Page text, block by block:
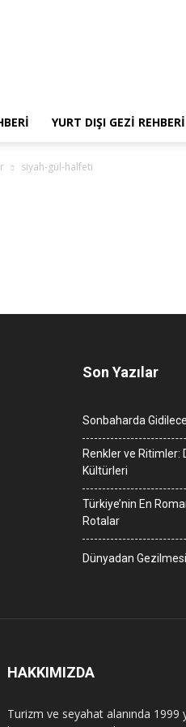
YURT DIŞI GEZI REHBERI
siyah-gül-halfeti
Son Yazılar
Sonbaharda
Renkler ve Ritimler:
Kültürleri
Türkiye’nin En
Rotalar
Dünyadan
HAKKIMIZDA
Turizm ve seyahat alanında 1999